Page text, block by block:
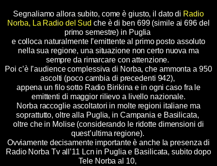
Segnaliamo allora subito, come è giusto, il dato di Radio
Norba, La Radio del Sud che è di ben 699 (simile ai 696 del
primo semestre) in Puglia
e colloca naturalmente l’emittente al primo posto assoluto
nella sua regione, una situazione non certo nuova ma
sempre da rimarcare con attenzione.
Poi c’è l’audience complessiva di Norba, che ammonta a 950
ascolti (poco cambia di precedenti 942),
appena un filo sotto Radio Birikina e in ogni caso fra le
emittenti di maggior rilievo a livello nazionale.
Norba raccoglie ascoltatori in molte regioni italiane ma
soprattutto, oltre alla Puglia, in Campania e Basilicata,
oltre che in Molise (considerando le ridotte dimensioni di
quest’ultima regione).
Ovviamente decisamente importante è anche la presenza di
Radio Norba Tv all’11 Lcn in Puglia e Basilicata, subito dopo
Tele Norba al 10,